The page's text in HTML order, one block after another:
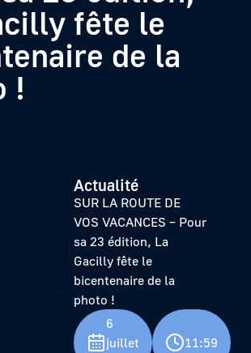
fête le
de la
!
Actualité
SUR LA ROUTE DE
VOS VACANCES – Pour
sa 23 édition, La
Gacilly fête le
bicentenaire de la
photo !
6
juillet
11:59